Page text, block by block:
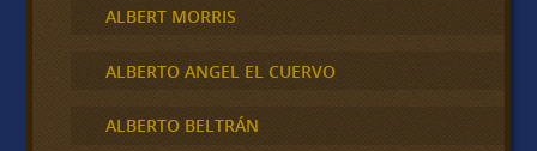
ALBERT MORRIS
ALBERTO ANGEL EL CUERVO
ALBERTO BELTRÁN